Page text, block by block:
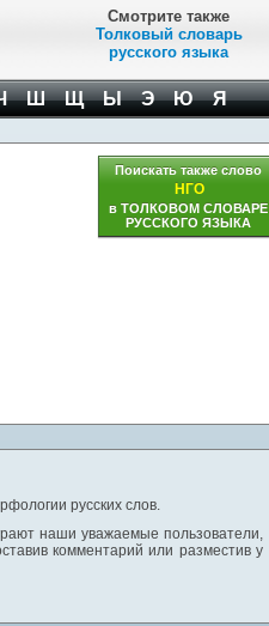
Смотрите также
Толковый словарь
русского языка
Ш Щ Ы Э Ю Я
Поискать также слово
НГО
в ТОЛКОВОМ СЛОВАРЕ
РУССКОГО ЯЗЫКА
русских слов.
наши уважаемые пользователи,
комментарий или разместив у